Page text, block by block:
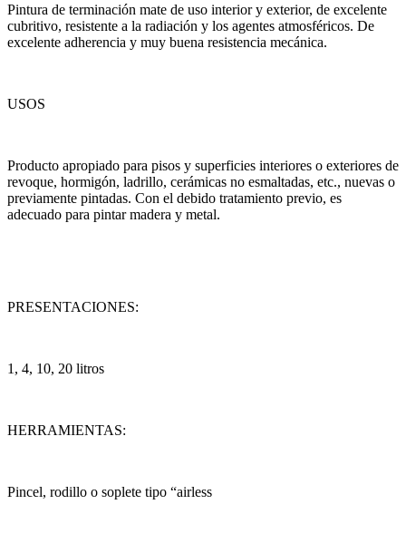
Pintura de terminación mate de uso interior y exterior, de excelente
cubritivo, resistente a la radiación y los agentes atmosféricos. De
excelente adherencia y muy buena resistencia mecánica.
USOS
Producto apropiado para pisos y superficies interiores o exteriores de
revoque, hormigón, ladrillo, cerámicas no esmaltadas, etc., nuevas o
previamente pintadas. Con el debido tratamiento previo, es
adecuado para pintar madera y metal.
PRESENTACIONES:
1, 4, 10, 20 litros
HERRAMIENTAS:
Pincel, rodillo o soplete tipo “airless